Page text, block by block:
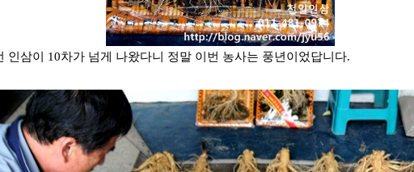
인삼이 10차가 넘게 나왔다니 정말 이번 농사는 풍년이었답니다.